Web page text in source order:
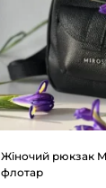
Жіночий рюкзак
флотар